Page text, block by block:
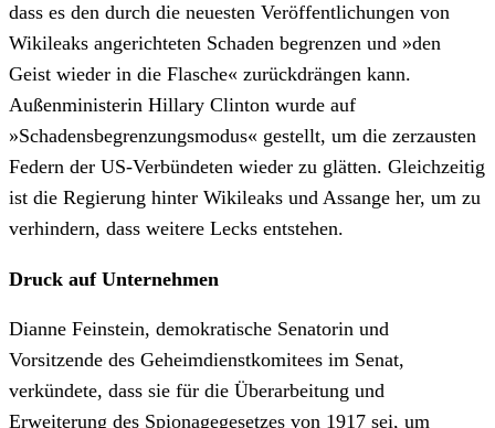
dass es den durch die neuesten Veröffentlichungen von
Wikileaks angerichteten Schaden begrenzen und »den
Geist wieder in die Flasche« zurückdrängen kann.
Außenministerin Hillary Clinton wurde auf
»Schadensbegrenzungsmodus« gestellt, um die zerzausten
Federn der US-Verbündeten wieder zu glätten. Gleichzeitig
ist die Regierung hinter Wikileaks und Assange her, um zu
verhindern, dass weitere Lecks entstehen.
Druck auf Unternehmen
Dianne Feinstein, demokratische Senatorin und
Vorsitzende des Geheimdienstkomitees im Senat,
verkündete, dass sie für die Überarbeitung und
Erweiterung des Spionagegesetzes von 1917 sei, um